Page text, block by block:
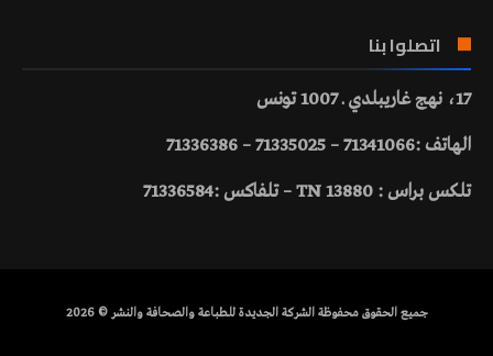
اتصلوا بنا
17، نهج غاريبلدي ـ 1007 تونس
الهاتف :71341066 – 71335025 – 71336386
تلكس براس : 13880 TN – تلفاكس :71336584
جميع الحقوق محفوظة الشركة الجديدة للطباعة والصحافة والنشر © 2026